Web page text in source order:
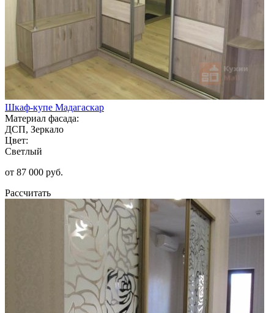
Шкаф-купе Мадагаскар
Материал фасада:
ДСП, Зеркало
Цвет:
Светлый
от 87 000 руб.
Рассчитать